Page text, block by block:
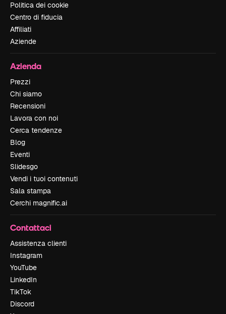
Politica dei cookie
Centro di fiducia
Affiliati
Aziende
Azienda
Prezzi
Chi siamo
Recensioni
Lavora con noi
Cerca tendenze
Blog
Eventi
Slidesgo
Vendi i tuoi contenuti
Sala stampa
Cerchi magnific.ai
Contattaci
Assistenza clienti
Instagram
YouTube
LinkedIn
TikTok
Discord